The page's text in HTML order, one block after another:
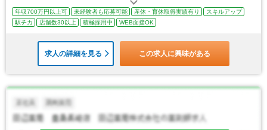
年収700万円以上可 未経験者も応募可能 産休・育休取得実績有り
スキルアップ
駅チカ
店舗数30以上 積極採用中 WEB面接OK
求人の詳細を見る この求人に興味がある